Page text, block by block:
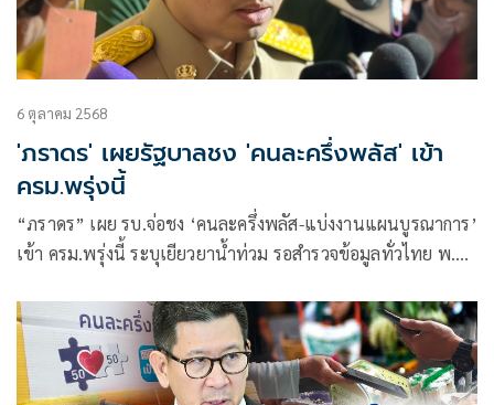
6 ตุลาคม 2568
'ภราดร' เผยรัฐบาลชง 'คนละครึ่งพลัส' เข้า
ครม.พรุ่งนี้
“ภราดร” เผย รบ.จ่อชง ‘คนละครึ่งพลัส-แบ่งงานแผนบูรณาการ’
เข้า ครม.พรุ่งนี้ ระบุเยียวยาน้ำท่วม รอสำรวจข้อมูลทั่วไทย พ.ค.-